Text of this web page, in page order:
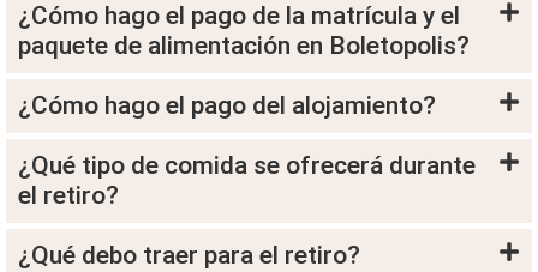
¿Cómo hago el pago de la matrícula y el
paquete de alimentación en Boletopolis?
¿Cómo hago el pago del alojamiento?
¿Qué tipo de comida se ofrecerá durante
el retiro?
¿Qué debo traer para el retiro?